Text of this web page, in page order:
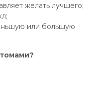
желать лучшего;
или большую